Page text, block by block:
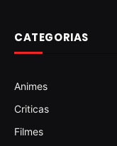
CATEGORIAS
Animes
Criticas
Filmes